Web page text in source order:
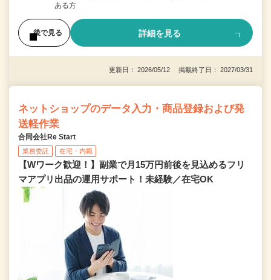
ある方
後で見る 詳細を見る
更新日： 2026/05/12 掲載終了日： 2027/03/31
ネットショップのデータ入力・商品登録および発
送軽作業
合同会社Re Start
業務委託 在宅・内職
【Wワーク歓迎！】副業で月15万円前後を見込めるフリ
マアプリ出品の運用サポート！未経験／在宅OK